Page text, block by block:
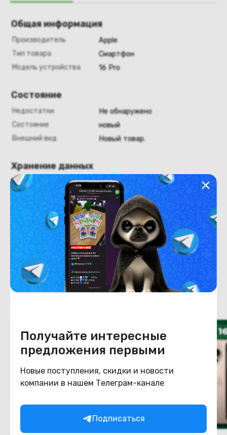
Получайте интересные
предложения первыми
Новые поступления, скидки и новости
компании в нашем Телеграм-канале
Подписаться
Общая информация
Производитель
Apple
Тип товара
Смартфон
Модель устройства
16 Pro
Состояние
Недостатки
Не обнаружено
Состояние
новый
Внешний вид
Новый товар.
Хранение данных
Емкость накопителя 128
Конструкция
Цвет натуральный титан
Похожие товары